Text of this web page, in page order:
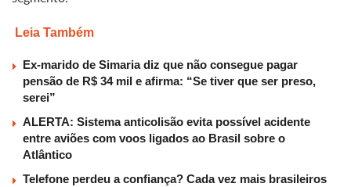
Leia Também
Ex-marido de Simaria diz que não consegue pagar
pensão de R$ 34 mil e afirma: “Se tiver que ser preso,
serei”
ALERTA: Sistema anticolisão evita possível acidente
entre aviões com voos ligados ao Brasil sobre o
Atlântico
Telefone perdeu a confiança? Cada vez mais brasileiros